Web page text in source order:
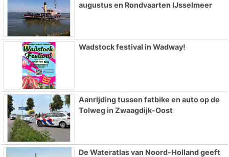
augustus en Rondvaarten IJsselmeer
Wadstock festival in Wadway!
Aanrijding tussen fatbike en auto op de
Tolweg in Zwaagdijk-Oost
De Wateratlas van Noord-Holland geeft